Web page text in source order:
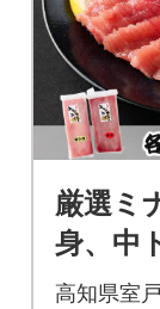
厳選ミ
身、中
べ【誉
高知県室